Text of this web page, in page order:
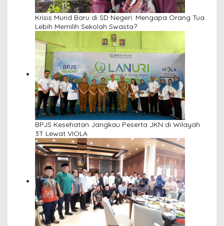
Krisis Murid Baru di SD Negeri: Mengapa Orang Tua
Lebih Memilih Sekolah Swasta?
BPJS Kesehatan Jangkau Peserta JKN di Wilayah
3T Lewat VIOLA